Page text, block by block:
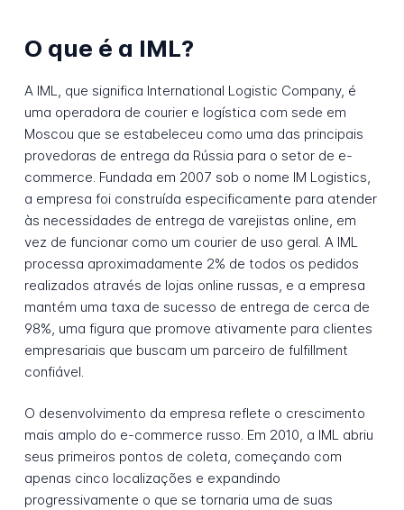
O que é a IML?
A IML, que significa International Logistic Company, é
uma operadora de courier e logística com sede em
Moscou que se estabeleceu como uma das principais
provedoras de entrega da Rússia para o setor de e-
commerce. Fundada em 2007 sob o nome IM Logistics,
a empresa foi construída especificamente para atender
às necessidades de entrega de varejistas online, em
vez de funcionar como um courier de uso geral. A IML
processa aproximadamente 2% de todos os pedidos
realizados através de lojas online russas, e a empresa
mantém uma taxa de sucesso de entrega de cerca de
98%, uma figura que promove ativamente para clientes
empresariais que buscam um parceiro de fulfillment
confiável.
O desenvolvimento da empresa reflete o crescimento
mais amplo do e-commerce russo. Em 2010, a IML abriu
seus primeiros pontos de coleta, começando com
apenas cinco localizações e expandindo
progressivamente o que se tornaria uma de suas